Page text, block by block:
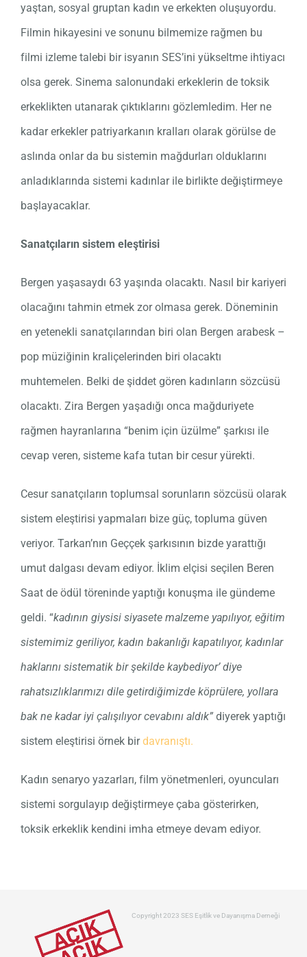
yaştan, sosyal gruptan kadın ve erkekten oluşuyordu.
Filmin hikayesini ve sonunu bilmemize rağmen bu
filmi izleme talebi bir isyanın SES’ini yükseltme ihtiyacı
olsa gerek. Sinema salonundaki erkeklerin de toksik
erkeklikten utanarak çıktıklarını gözlemledim. Her ne
kadar erkekler patriyarkanın kralları olarak görülse de
aslında onlar da bu sistemin mağdurları olduklarını
anladıklarında sistemi kadınlar ile birlikte değiştirmeye
başlayacaklar.
Sanatçıların sistem eleştirisi
Bergen yaşasaydı 63 yaşında olacaktı. Nasıl bir kariyeri
olacağını tahmin etmek zor olmasa gerek. Döneminin
en yetenekli sanatçılarından biri olan Bergen arabesk –
pop müziğinin kraliçelerinden biri olacaktı
muhtemelen. Belki de şiddet gören kadınların sözcüsü
olacaktı. Zira Bergen yaşadığı onca mağduriyete
rağmen hayranlarına “benim için üzülme” şarkısı ile
cevap veren, sisteme kafa tutan bir cesur yürekti.
Cesur sanatçıların toplumsal sorunların sözcüsü olarak
sistem eleştirisi yapmaları bize güç, topluma güven
veriyor. Tarkan’nın Geççek şarkısının bizde yarattığı
umut dalgası devam ediyor. İklim elçisi seçilen Beren
Saat de ödül töreninde yaptığı konuşma ile gündeme
geldi. “kadının giysisi siyasete malzeme yapılıyor, eğitim
sistemimiz geriliyor, kadın bakanlığı kapatılıyor, kadınlar
haklarını sistematik bir şekilde kaybediyor’ diye
rahatsızlıklarımızı dile getirdiğimizde köprülere, yollara
bak ne kadar iyi çalışılıyor cevabını aldık” diyerek yaptığı
sistem eleştirisi örnek birdavranıştı.
Kadın senaryo yazarları, film yönetmenleri, oyuncuları
sistemi sorgulayıp değiştirmeye çaba gösterirken,
toksik erkeklik kendini imha etmeye devam ediyor.
Copyright 2023 SES Eşitlik ve Dayanışma Derneği